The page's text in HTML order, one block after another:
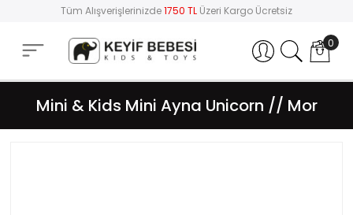
Tüm Alışverişlerinizde1750 TL Üzeri Kargo Ücretsiz
Hesabım 0
Mini & Kids Mini Ayna Unicorn // Mor